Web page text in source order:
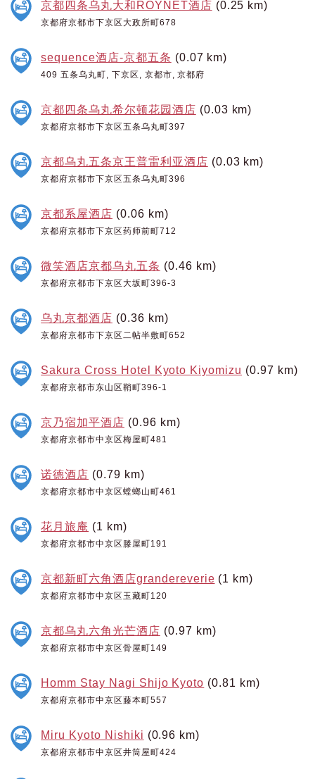
京都四条乌丸大和ROYNET酒店 (0.25 km)
京都府京都市下京区大政所町678
sequence酒店-京都五条 (0.07 km)
409 五条乌丸町, 下京区, 京都市, 京都府
京都四条乌丸希尔顿花园酒店 (0.03 km)
京都府京都市下京区五条乌丸町397
京都乌丸五条京王普雷利亚酒店 (0.03 km)
京都府京都市下京区五条乌丸町396
京都系屋酒店 (0.06 km)
京都府京都市下京区药师前町712
微笑酒店京都乌丸五条 (0.46 km)
京都府京都市下京区大坂町396-3
乌丸京都酒店 (0.36 km)
京都府京都市下京区二帖半敷町652
Sakura Cross Hotel Kyoto Kiyomizu (0.97 km)
京都府京都市东山区鞘町396-1
京乃宿加平酒店 (0.96 km)
京都府京都市中京区梅屋町481
诺德酒店 (0.79 km)
京都府京都市中京区螳螂山町461
花月旅庵 (1 km)
京都府京都市中京区滕屋町191
京都新町六角酒店grandereverie (1 km)
京都府京都市中京区玉藏町120
京都乌丸六角光芒酒店 (0.97 km)
京都府京都市中京区骨屋町149
Homm Stay Nagi Shijo Kyoto (0.81 km)
京都府京都市中京区藤本町557
Miru Kyoto Nishiki (0.96 km)
京都府京都市中京区井筒屋町424